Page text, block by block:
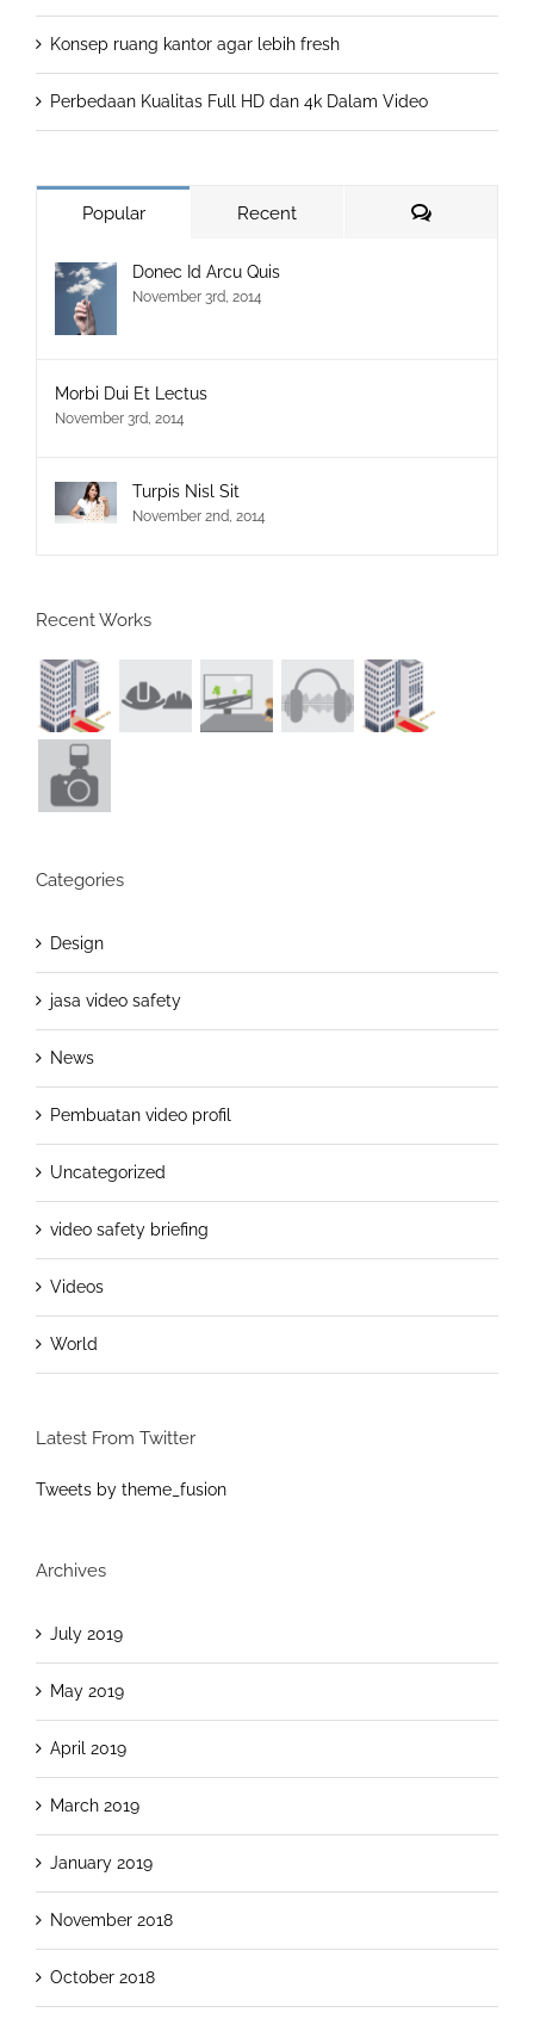
Konsep ruang kantor agar lebih fresh
Perbedaan Kualitas Full HD dan 4k Dalam Video
Popular Recent Comments
Donec Id Arcu Quis
November 3rd, 2014
Morbi Dui Et Lectus
November 3rd, 2014
Turpis Nisl Sit
November 2nd, 2014
Recent Works
Categories
Design
jasa video safety
News
Pembuatan video profil
Uncategorized
video safety briefing
Videos
World
Latest From Twitter
Tweets by theme_fusion
Archives
July 2019
May 2019
April 2019
March 2019
January 2019
November 2018
October 2018